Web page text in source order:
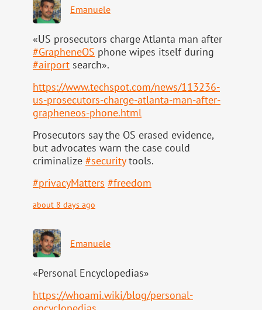
Emanuele
«US prosecutors charge Atlanta man after
#GrapheneOS phone wipes itself during
#airport search».
https://www.techspot.com/news/113236-
us-prosecutors-charge-atlanta-man-after-
grapheneos-phone.html
Prosecutors say the OS erased evidence,
but advocates warn the case could
criminalize #securitytools.
#privacyMatters #freedom
about 8 days ago
Emanuele
«Personal Encyclopedias»
https://whoami.wiki/blog/personal-